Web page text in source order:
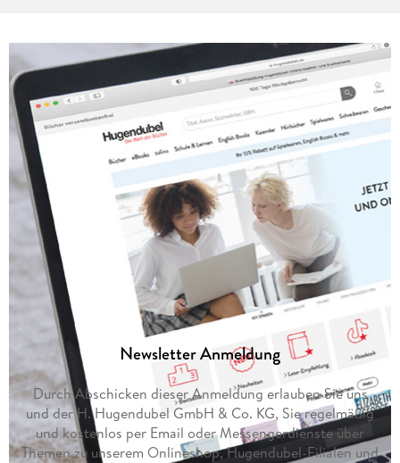
Newsletter Anmeldung
Durch Abschicken dieser Anmeldung erlauben Sie uns
und der H. Hugendubel GmbH & Co. KG, Sie regelmäßig
und kostenlos per Email oder Messengerdienste über
Themen zu unserem Onlineshop, Hugendubel-Filialen und